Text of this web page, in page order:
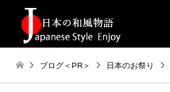
ブログ＜PR＞ 日本のお祭り